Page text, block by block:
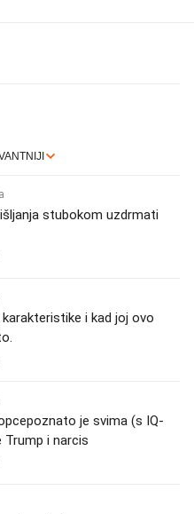
stubokom uzdrmati
i kad joj ovo
je svima (s IQ-
Trump i narcis